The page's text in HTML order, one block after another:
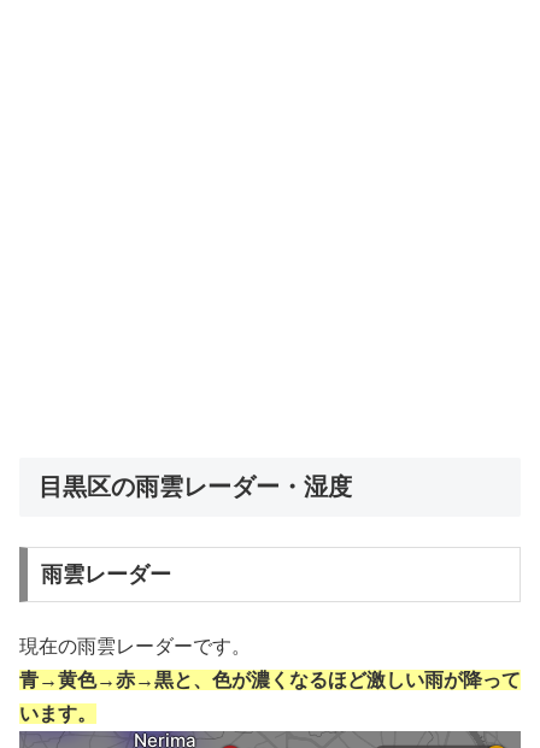
目黒区の雨雲レーダー・湿度
雨雲レーダー
現在の雨雲レーダーです。
青→黄色→赤→黒と、色が濃くなるほど激しい雨が降って
います。